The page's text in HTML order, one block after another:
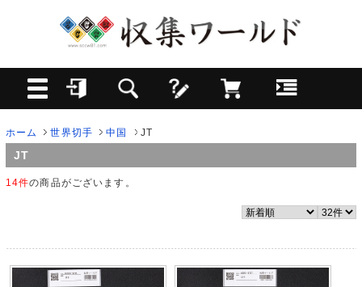
ホーム 世界切手 中国 JT
JT
14件の商品がございます。